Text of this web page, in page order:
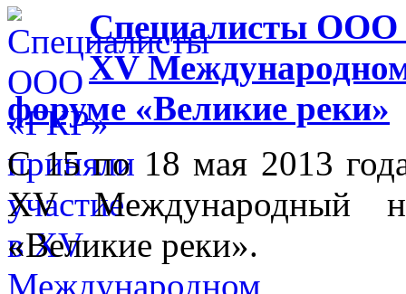
Специалисты ООО
XV
форуме «Великие реки»
С 15 по 18 мая 2013
XV Международный
«Великие реки».